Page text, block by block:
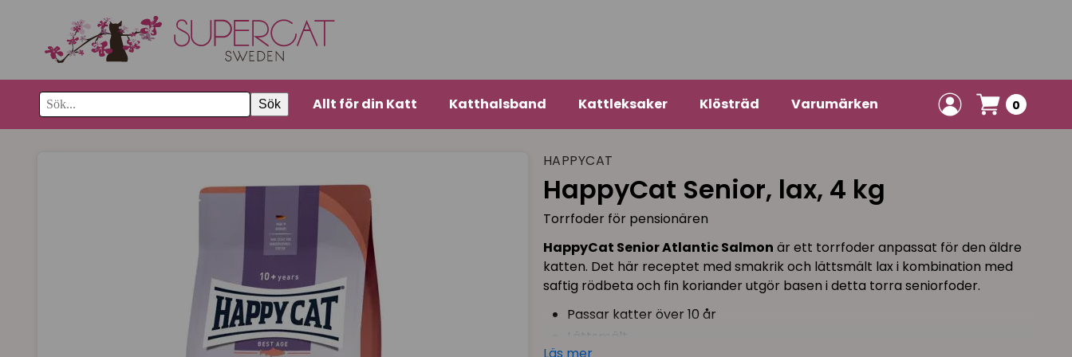
Sök Allt för din Katt Katthalsband Kattleksaker Klösträd Varumärken 0
HAPPYCAT
HappyCat Senior, lax, 4 kg
Torrfoder för pensionären
HappyCat Senior Atlantic Salmon är ett torrfoder anpassat för den äldre
katten. Det här receptet med smakrik och lättsmält lax i kombination med
saftig rödbeta och fin koriander utgör basen i detta torra seniorfoder.
Passar katter över 10 år
Lättsmält